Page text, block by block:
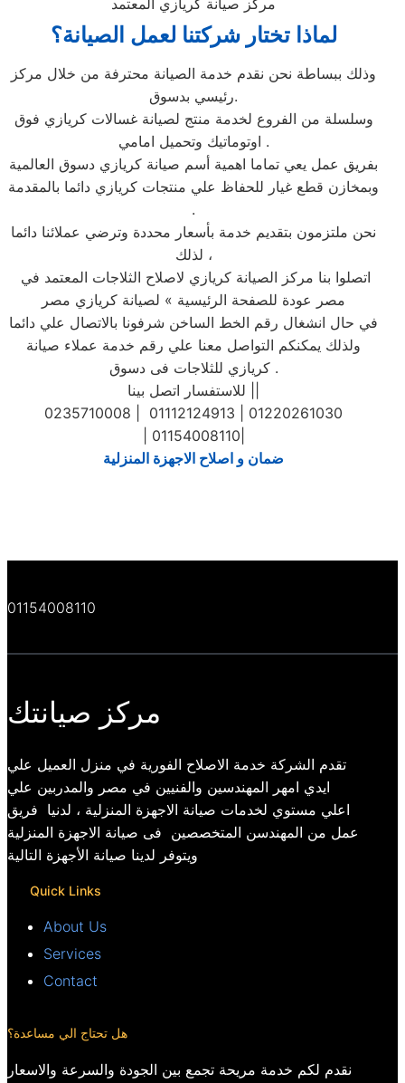
مركز صيانة كريازي المعتمد
لماذا تختار شركتنا لعمل الصيانة؟
وذلك ببساطة نحن نقدم خدمة الصيانة محترفة من خلال مركز
رئيسي بدسوق.
وسلسلة من الفروع لخدمة منتج لصيانة غسالات كريازي فوق
اوتوماتيك وتحميل امامي .
بفريق عمل يعي تماما اهمية أسم صيانة كريازي دسوق العالمية
وبمخازن قطع غيار للحفاظ علي منتجات كريازي دائما بالمقدمة
.
نحن ملتزمون بتقديم خدمة بأسعار محددة وترضي عملائنا دائما
لذلك ،
مصر عودة للصفحة الرئيسية » لصيانة كريازي مصر
في حال انشغال رقم الخط الساخن شرفونا بالاتصال علي دائما
ولذلك يمكنكم التواصل معنا علي رقم خدمة عملاء صيانة
كريازي للثلاجات فى دسوق .
0235710008 | 01112124913 | 01220261030
| 01154008110|
ضمان و اصلاح الاجهزة المنزلية
01154008110
مركز صيانتك
تقدم الشركة خدمة الاصلاح الفورية في منزل العميل علي
ايدي امهر المهندسين والفنيين في مصر والمدربين علي
اعلي مستوي لخدمات صيانة الاجهزة المنزلية ، لدنيا فريق
عمل من المهندسن المتخصصين فى صيانة الاجهزة المنزلية
ويتوفر لدينا صيانة الأجهزة التالية
Quick Links
About Us
Services
Contact
هل تحتاج الي مساعدة؟
نقدم لكم خدمة مريحة تجمع بين الجودة والسرعة والاسعار